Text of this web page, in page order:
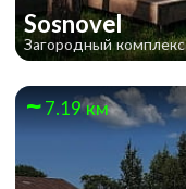
Sosnovel
Загородный комплекс
7.19 км